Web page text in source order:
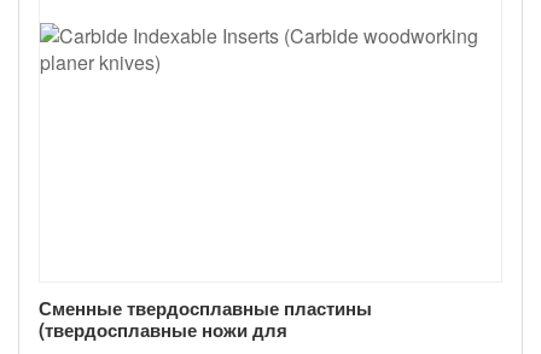
Сменные твердосплавные пластины
(твердосплавные ножи для